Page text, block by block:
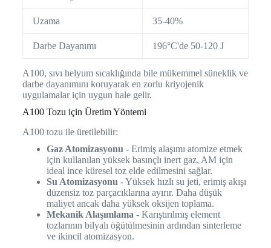
Uzama 35-40%
Darbe Dayanımı 196°C'de 50-120 J
A100, sıvı helyum sıcaklığında bile mükemmel süneklik ve
darbe dayanımını koruyarak en zorlu kriyojenik
uygulamalar için uygun hale gelir.
A100 Tozu için Üretim Yöntemi
A100 tozu ile üretilebilir:
Gaz Atomizasyonu - Erimiş alaşımı atomize etmek
için kullanılan yüksek basınçlı inert gaz, AM için
ideal ince küresel toz elde edilmesini sağlar.
Su Atomizasyonu - Yüksek hızlı su jeti, erimiş akışı
düzensiz toz parçacıklarına ayırır. Daha düşük
maliyet ancak daha yüksek oksijen toplama.
Mekanik Alaşımlama - Karıştırılmış element
tozlarının bilyalı öğütülmesinin ardından sinterleme
ve ikincil atomizasyon.